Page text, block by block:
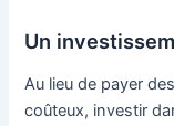
Un
Au lieu de payer
coûteux, investir